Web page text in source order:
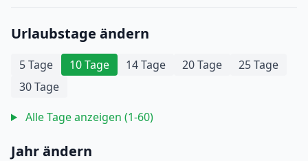
Urlaubstage ändern
5 Tage 10 Tage 14 Tage 20 Tage
25 Tage
30 Tage
Alle Tage anzeigen (1-60)
Jahr ändern